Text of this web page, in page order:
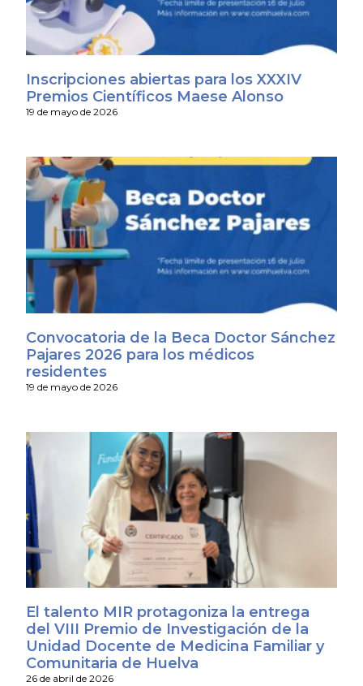
Inscripciones abiertas para los XXXIV
Premios Científicos Maese Alonso
19 de mayo de 2026
Convocatoria de la Beca Doctor Sánchez
Pajares 2026 para los médicos
residentes
19 de mayo de 2026
El talento MIR protagoniza la entrega
del VIII Premio de Investigación de la
Unidad Docente de Medicina Familiar y
Comunitaria de Huelva
26 de abril de 2026